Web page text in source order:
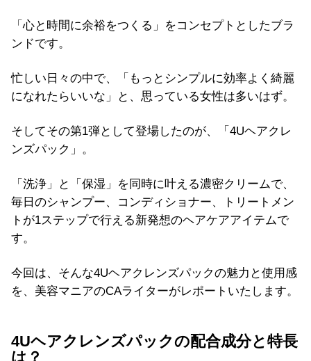
「心と時間に余裕をつくる」をコンセプトとしたブラ
ンドです。
忙しい日々の中で、「もっとシンプルに効率よく綺麗
になれたらいいな」と、思っている女性は多いはず。
そしてその第1弾として登場したのが、「4Uヘアクレ
ンズパック」。
「洗浄」と「保湿」を同時に叶える濃密クリームで、
毎日のシャンプー、コンディショナー、トリートメン
トが1ステップで行える新発想のヘアケアアイテムで
す。
今回は、そんな4Uヘアクレンズパックの魅力と使用感
を、美容マニアのCAライターがレポートいたします。
4Uヘアクレンズパックの配合成分と特長